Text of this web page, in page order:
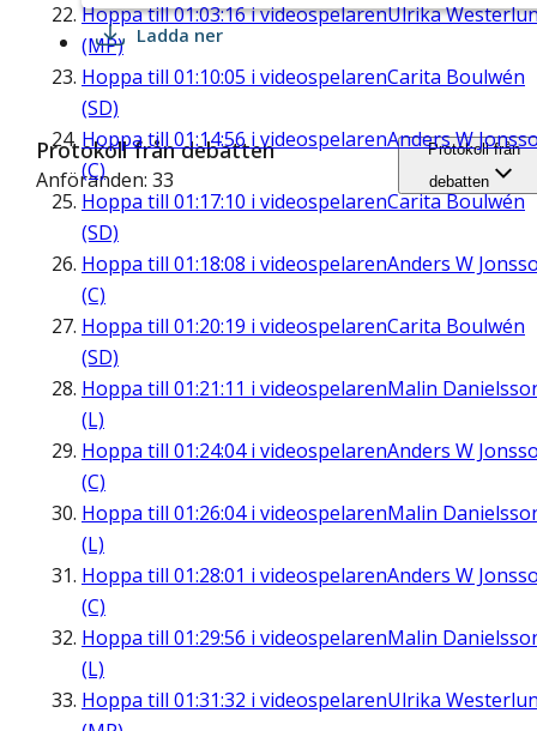
Hoppa till01:03:16i videospelarenUlrika
(MP)
Hoppa till 01:10:05 i videospelarenCarita Boulwén
(SD)
Hoppa till 01:14:56 i videospelarenAnders W
(C)
Hoppa till 01:17:10 i videospelarenCarita Boulwén
(SD)
Hoppa till 01:18:08 i videospelarenAnders W
(C)
Hoppa till 01:20:19 i videospelarenCarita Boulwén
(SD)
Hoppa till 01:21:11 i videospelarenMalin
(L)
Hoppa till 01:24:04i videospelarenAnders W
(C)
Hoppa till 01:26:04i videospelarenMalin
(L)
Hoppa till 01:28:01 i videospelarenAnders W
(C)
Hoppa till 01:29:56 i videospelarenMalin
(L)
Hoppa till 01:31:32 i videospelarenUlrika
Ladda ner
Protokoll från debatten
Anföranden: 33
Protokoll från
debatten